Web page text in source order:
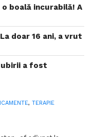
boală incurabilă! A
doar 16 ani, a vrut
a fost
, TERAPIE